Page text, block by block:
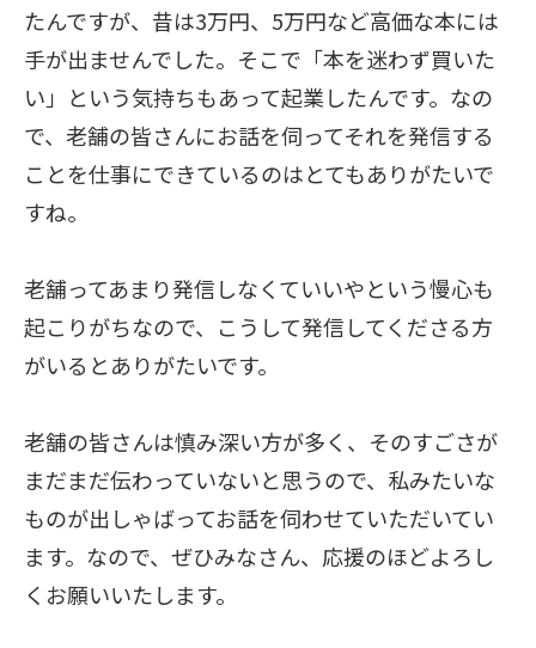
たんですが、昔は3万円、5万円など高価な本には
手が出ませんでした。そこで「本を迷わず買いた
い」という気持ちもあって起業したんです。なの
で、老舗の皆さんにお話を伺ってそれを発信する
ことを仕事にできているのはとてもありがたいで
すね。
老舗ってあまり発信しなくていいやという慢心も
起こりがちなので、こうして発信してくださる方
がいるとありがたいです。
老舗の皆さんは慎み深い方が多く、そのすごさが
まだまだ伝わっていないと思うので、私みたいな
ものが出しゃばってお話を伺わせていただいてい
ます。なので、ぜひみなさん、応援のほどよろし
くお願いいたします。